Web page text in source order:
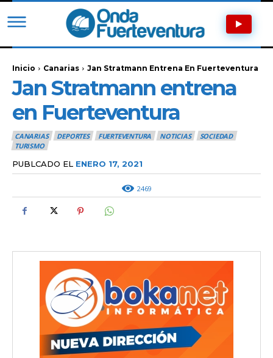
Inicio Canarias Jan Stratmann Entrena En Fuerteventura
Jan Stratmann entrena
en Fuerteventura
CANARIAS DEPORTES FUERTEVENTURA NOTICIAS
SOCIEDAD
TURISMO
PUBLCADO EL ENERO 17, 2021
2469